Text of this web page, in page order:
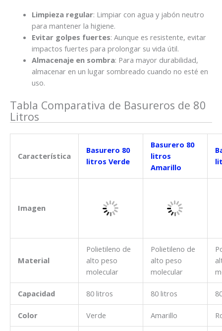
Limpieza regular: Limpiar con agua y jabón neutro
para mantener la higiene.
Evitar golpes fuertes: Aunque es resistente, evitar
impactos fuertes para prolongar su vida útil.
Almacenaje en sombra: Para mayor durabilidad,
almacenar en un lugar sombreado cuando no esté en
uso.
Tabla Comparativa de Basureros de 80
Litros
Característica
Basurero 80
litros Verde
Basurero 80
litros
Amarillo
Imagen
Material
Polietileno de
alto peso
molecular
Polietileno de
alto peso
molecular
Capacidad 80 litros 80 litros
Color Verde Amarillo